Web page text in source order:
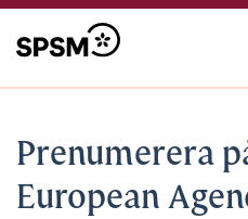
Prenumerera
European